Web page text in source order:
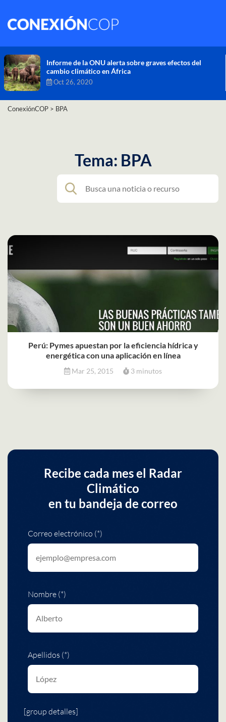
Comisión de Alto Nivel de Cambio Climático aprueba
nueva ambición climática del Perú
Dic 16, 2020
ConexiónCOP > BPA
Tema: BPA
Perú: Pymes apuestan por la eficiencia hídrica y
energética con una aplicación en línea
Mar 25, 2015 3 minutos
Recibe cada mes el Radar
Climático
en tu bandeja de correo
Correo electrónico (*)
Nombre (*)
Apellidos (*)
[group detalles]